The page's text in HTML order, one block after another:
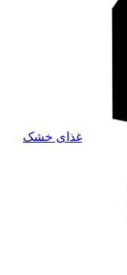
غذای خشک